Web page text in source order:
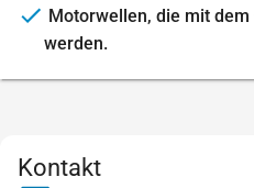
Motorwellen, die mit
werden.
Kontakt